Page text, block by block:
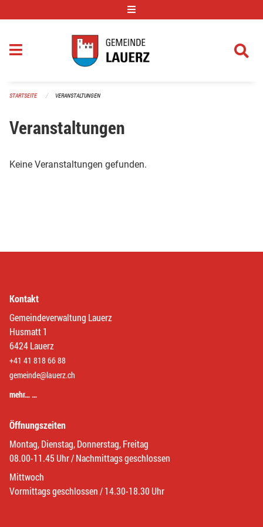
STARTSEITE VERANSTALTUNGEN
Veranstaltungen
Keine Veranstaltungen gefunden.
Kontakt
Gemeindeverwaltung Lauerz
Husmatt 1
6424 Lauerz
+41 41 818 66 88
gemeinde@lauerz.ch
mehr… …
Öffnungszeiten
Montag, Dienstag, Donnerstag, Freitag
08.00-11.45 Uhr / Nachmittags geschlossen
Mittwoch
Vormittags geschlossen / 14.30-18.30 Uhr